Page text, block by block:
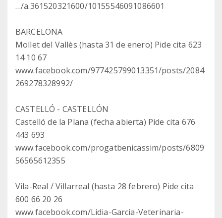
…/a.361520321600/10155546091086601
BARCELONA
Mollet del Vallès (hasta 31 de enero) Pide cita 623
14 10 67
www.facebook.com/977425799013351/posts/2084
269278328992/
CASTELLÓ - CASTELLÓN
Castelló de la Plana (fecha abierta) Pide cita 676
443 693
www.facebook.com/progatbenicassim/posts/6809
56565612355
Vila-Real / Villarreal (hasta 28 febrero) Pide cita
600 66 20 26
www.facebook.com/Lidia-Garcia-Veterinaria-